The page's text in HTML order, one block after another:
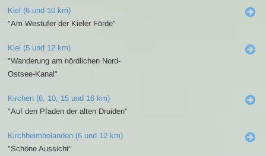
Kiel (6 und 10 km)
"Am Westufer der Kieler Förde"
Kiel (5 und 12 km)
"Wanderung am nördlichen Nord-
Ostsee-Kanal"
Kirchen (6, 10, 15 und 16 km)
"Auf den Pfaden der alten Druiden"
Kirchheimbolanden (6 und 12 km)
"Schöne Aussicht"